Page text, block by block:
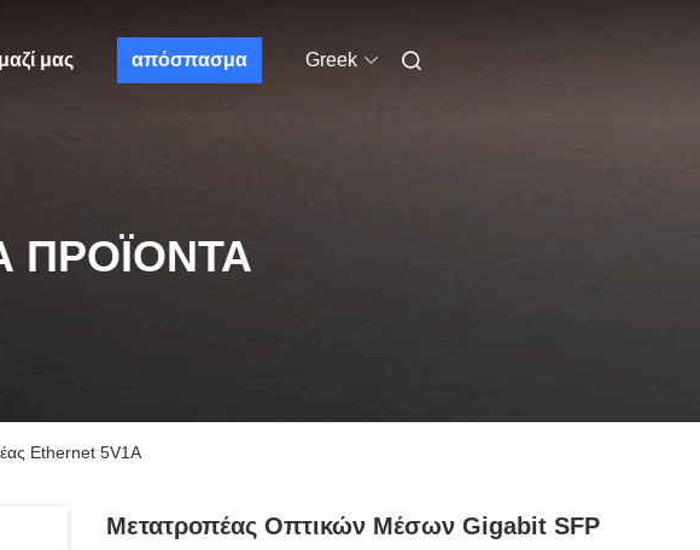
μας απόσπασμα Greek
ΠΡΟΪΌΝΤΑ
Ethernet 5V1A
Μετατροπέας Οπτικών Μέσων Gigabit SFP